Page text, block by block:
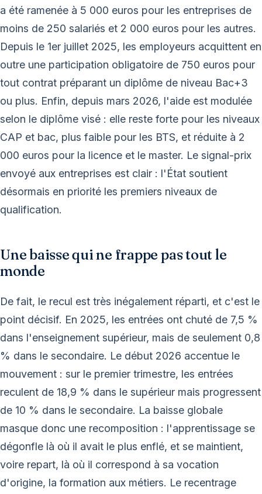
a été ramenée à 5 000 euros pour les entreprises de
moins de 250 salariés et 2 000 euros pour les autres.
Depuis le 1er juillet 2025, les employeurs acquittent en
outre une participation obligatoire de 750 euros pour
tout contrat préparant un diplôme de niveau Bac+3
ou plus. Enfin, depuis mars 2026, l'aide est modulée
selon le diplôme visé : elle reste forte pour les niveaux
CAP et bac, plus faible pour les BTS, et réduite à 2
000 euros pour la licence et le master. Le signal-prix
envoyé aux entreprises est clair : l'État soutient
désormais en priorité les premiers niveaux de
qualification.
Une baisse qui ne frappe pas tout le
monde
De fait, le recul est très inégalement réparti, et c'est le
point décisif. En 2025, les entrées ont chuté de 7,5 %
dans l'enseignement supérieur, mais de seulement 0,8
% dans le secondaire. Le début 2026 accentue le
mouvement : sur le premier trimestre, les entrées
reculent de 18,9 % dans le supérieur mais progressent
de 10 % dans le secondaire. La baisse globale
masque donc une recomposition : l'apprentissage se
dégonfle là où il avait le plus enflé, et se maintient,
voire repart, là où il correspond à sa vocation
d'origine, la formation aux métiers. Le recentrage